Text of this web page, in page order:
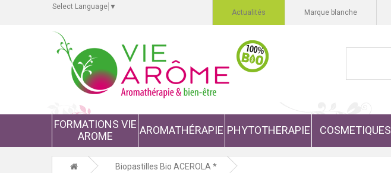
Select Language ▼
Actualités Marque blanche
FORMATIONS VIE
AROME
AROMATHÉRAPIE PHYTOTHERAPIE COSMETIQUES
Biopastilles Bio ACEROLA *